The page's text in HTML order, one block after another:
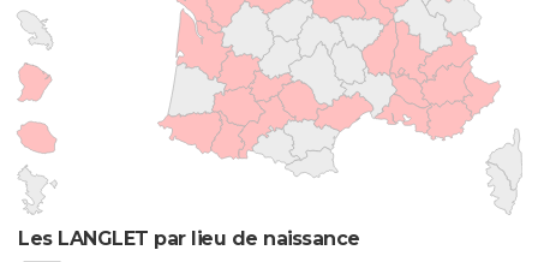
Les LANGLET par lieu de naissance